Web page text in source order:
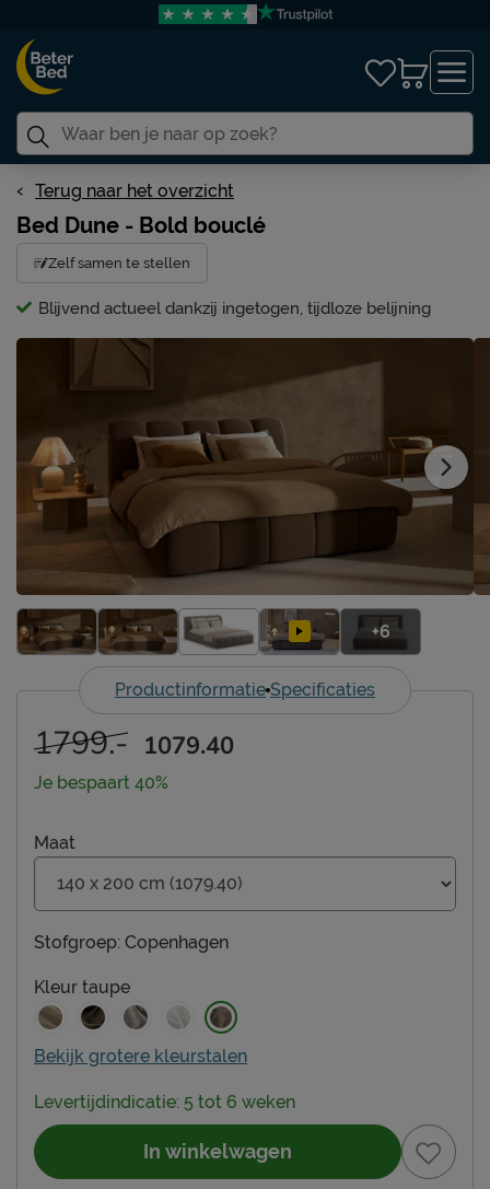
Terug naar het overzicht
Bed Dune - Bold bouclé
Zelf samen te stellen
Blijvend actueel dankzij ingetogen, tijdloze belijning
+6
Productinformatie Specificaties
Maat
Stofgroep: Copenhagen
Kleur taupe
Bekijk grotere kleurstalen
1799.- 1079.40
Je bespaart 40%
Levertijdindicatie: 5 tot 6 weken
In winkelwagen